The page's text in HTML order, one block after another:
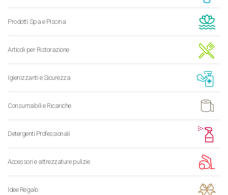
Prodotti Spa e Piscina
Articoli per Ristorazione
Igienizzanti e Sicurezza
Consumabili e Ricariche
Detergenti Professionali
Accessori e attrezzature pulizie
Idee Regalo